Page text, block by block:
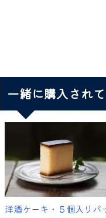
一緒に購入され
洋酒ケーキ・５個入りパ